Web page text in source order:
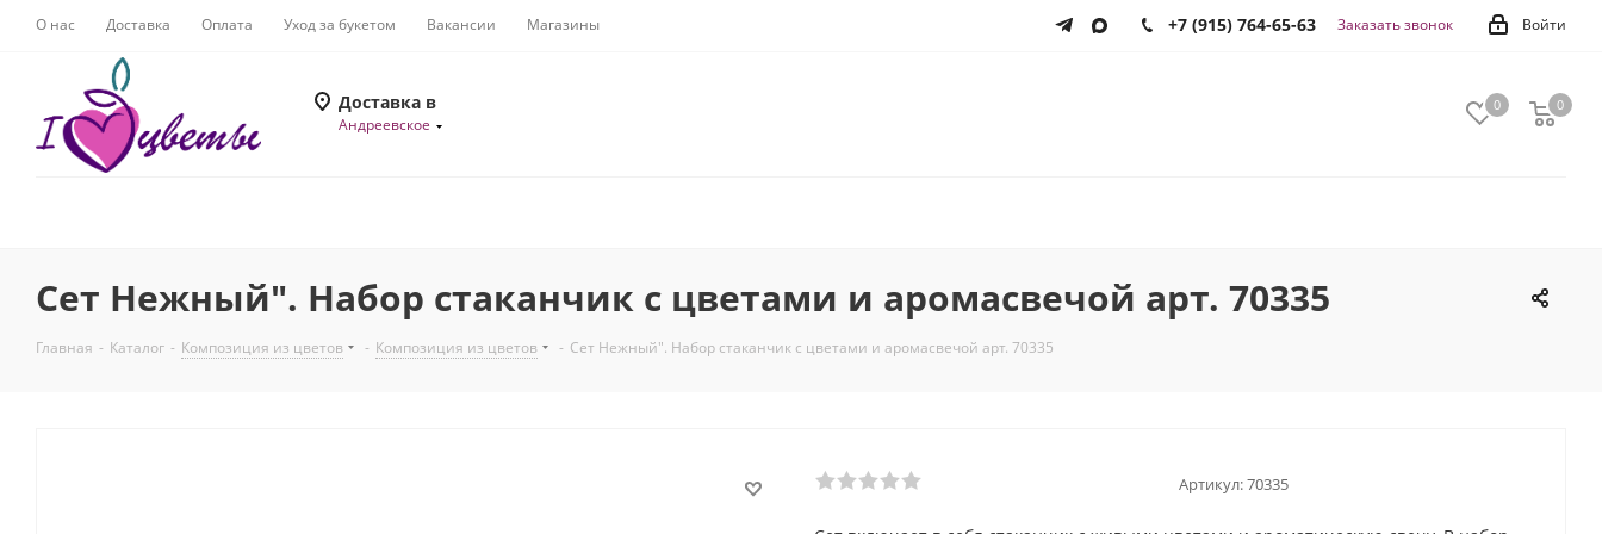
О нас Доставка Оплата Уход за букетом Вакансии Магазины Войти
+7 (915) 764-65-63 Заказать звонок
Доставка в
Андреевское
0 0
0
Сет Нежный". Набор стаканчик с цветами и аромасвечой арт. 70335
Главная - Каталог - Композиция из цветов - Композиция из цветов - Сет Нежный". Набор стаканчик с цветами и аромасвечой арт. 70335
Артикул:70335